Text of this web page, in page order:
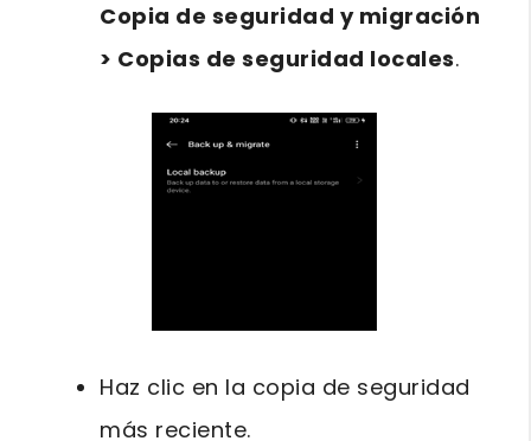
Copia de seguridad y migración
> Copias de seguridad locales.
Haz clic en la copia de seguridad
más reciente.